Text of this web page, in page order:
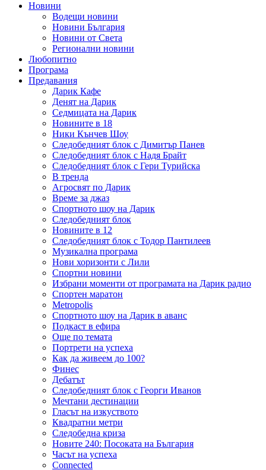
Новини
Водещи новини
Новини България
Новини от Света
Регионални новини
Любопитно
Програма
Предавания
Дарик Кафе
Денят на Дарик
Седмицата на Дарик
Новините в 18
Ники Кънчев Шоу
Следобедният блок с Димитър Панев
Следобедният блок с Надя Брайт
Следобедният блок с Гери Турийска
В тренда
Агросвят по Дарик
Време за джаз
Спортното шоу на Дарик
Следобедният блок
Новините в 12
Следобедният блок с Тодор Пантилеев
Музикална програма
Нови хоризонти с Лили
Спортни новини
Избрани моменти от програмата на Дарик радио
Спортен маратон
Metropolis
Спортното шоу на Дарик в аванс
Подкаст в ефира
Още по темата
Портрети на успеха
Как да живеем до 100?
Финес
Дебатът
Следобедният блок с Георги Иванов
Мечтани дестинации
Гласът на изкуството
Квадратни метри
Следобедна криза
Новите 240: Посоката на България
Часът на успеха
Connected